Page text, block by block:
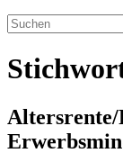
Altersrente/